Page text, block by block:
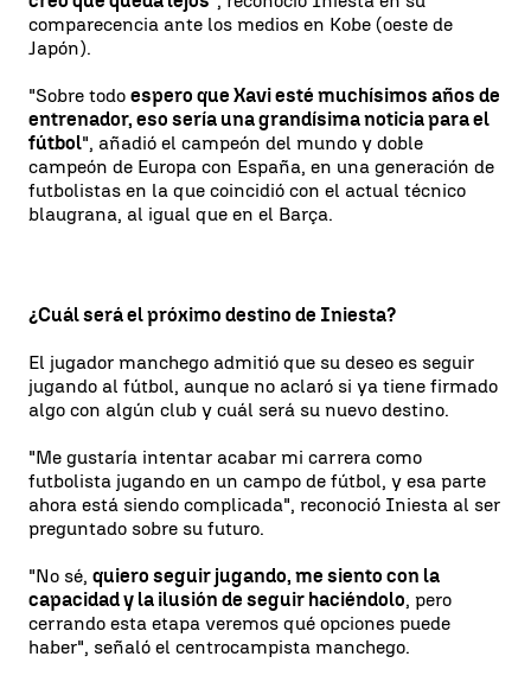
comparecencia ante los medios en Kobe (oeste de
Japón).
"Sobre todo espero que Xavi esté muchísimos años de
entrenador, eso sería una grandísima noticia para el
fútbol", añadió el campeón del mundo y doble
campeón de Europa con España, en una generación de
futbolistas en la que coincidió con el actual técnico
blaugrana, al igual que en el Barça.
¿Cuál será el próximo destino de Iniesta?
El jugador manchego admitió que su deseo es seguir
jugando al fútbol, aunque no aclaró si ya tiene firmado
algo con algún club y cuál será su nuevo destino.
"Me gustaría intentar acabar mi carrera como
futbolista jugando en un campo de fútbol, y esa parte
ahora está siendo complicada", reconoció Iniesta al ser
preguntado sobre su futuro.
"No sé, quiero seguir jugando, me siento con la
capacidad y la ilusión de seguir haciéndolo, pero
cerrando esta etapa veremos qué opciones puede
haber", señaló el centrocampista manchego.